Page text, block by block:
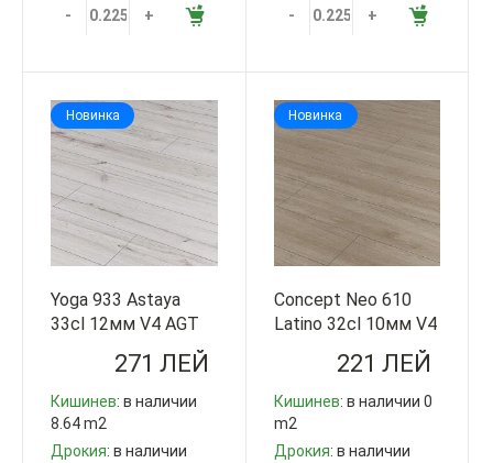
- + - +
Новинка
Yoga 933 Astaya
33cl 12мм V4 AGT
271 ЛЕЙ
Кишинев: в наличии
8.64 m2
Дрокия: в наличии
Новинка
Concept Neo 610
Latino 32cl 10мм V4
221 ЛЕЙ
Кишинев: в наличии 0
m2
Дрокия: в наличии